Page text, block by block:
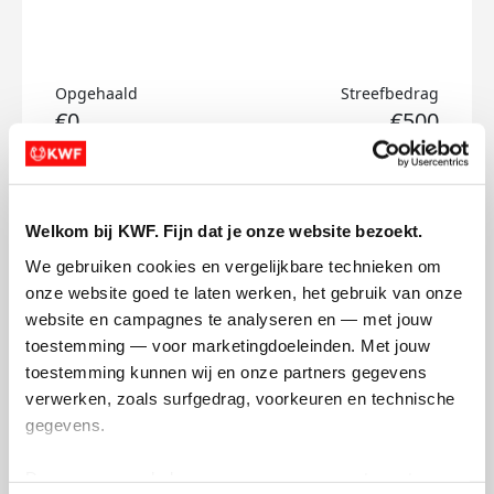
Welkom bij KWF. Fijn dat je onze website bezoekt.
We gebruiken cookies en vergelijkbare technieken om
onze website goed te laten werken, het gebruik van onze
website en campagnes te analyseren en — met jouw
toestemming — voor marketingdoeleinden. Met jouw
toestemming kunnen wij en onze partners gegevens
verwerken, zoals surfgedrag, voorkeuren en technische
gegevens.
Opgehaald
€0
Streefbedrag
€500
Doneer
Niels's badges